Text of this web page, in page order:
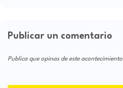
Publicar un comentario
Publica que opinas de este acontecimiento